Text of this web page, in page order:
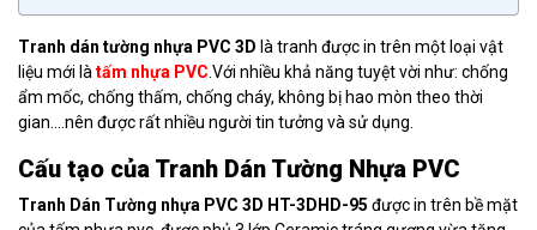
Tranh dán tường nhựa PVC 3D là tranh được in trên một loại vật
liệu mới làtấm nhựa PVC.Với nhiều khả năng tuyệt vời như: chống
ẩm mốc, chống thấm, chống cháy, không bị hao mòn theo thời
gian….nên được rất nhiều người tin tưởng và sử dụng.
Cấu tạo của Tranh Dán Tường Nhựa PVC
Tranh Dán Tường nhựa PVC 3D HT-3DHD-95 được in trên bề mặt